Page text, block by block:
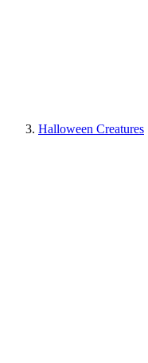
Halloween Creatures